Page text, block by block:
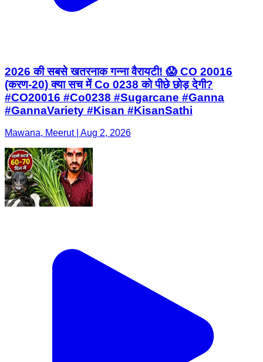
2026 की सबसे खतरनाक गन्ना वैरायटी! 😱 CO 20016
(करण-20) क्या सच में Co 0238 को पीछे छोड़ देगी?
#CO20016 #Co0238 #Sugarcane #Ganna
#GannaVariety #Kisan #KisanSathi
Mawana, Meerut | Aug 2, 2026